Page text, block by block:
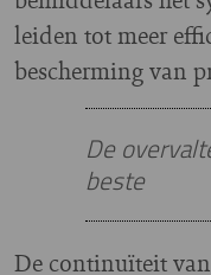
leiden tot meer
bescherming van
De
beste
De continuïteit